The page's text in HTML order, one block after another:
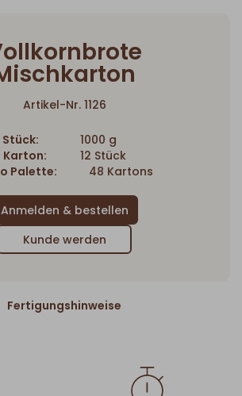
Artikel-Nr. 1126
1000 g
Karton:
12 Stück
Palette:
48 Kartons
Kunde werden
Fertigungshinweise